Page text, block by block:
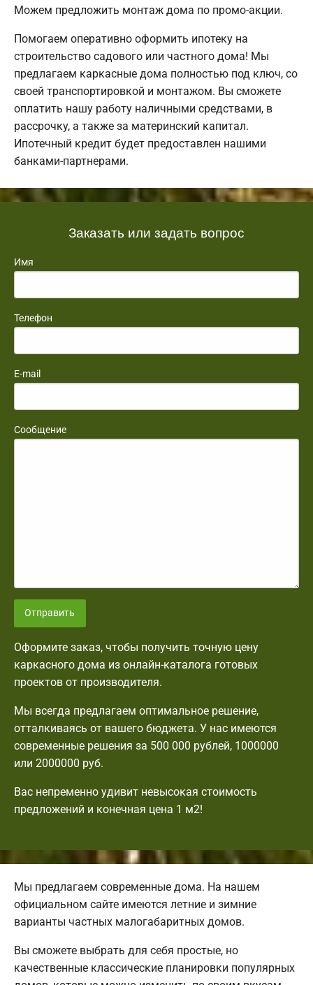
Можем предложить монтаж дома по промо-акции.
Помогаем оперативно оформить ипотеку на
строительство садового или частного дома! Мы
предлагаем каркасные дома полностью под ключ, со
своей транспортировкой и монтажом. Вы сможете
оплатить нашу работу наличными средствами, в
рассрочку, а также за материнский капитал.
Ипотечный кредит будет предоставлен нашими
банками-партнерами.
Заказать или задать вопрос
Имя
Телефон
E-mail
Сообщение
Отправить
Оформите заказ, чтобы получить точную цену
каркасного дома из онлайн-каталога готовых
проектов от производителя.
Мы всегда предлагаем оптимальное решение,
отталкиваясь от вашего бюджета. У нас имеются
современные решения за 500 000 рублей, 1000000
или 2000000 руб.
Вас непременно удивит невысокая стоимость
предложений и конечная цена 1 м2!
Мы предлагаем современные дома. На нашем
официальном сайте имеются летние и зимние
варианты частных малогабаритных домов.
Вы сможете выбрать для себя простые, но
качественные классические планировки популярных